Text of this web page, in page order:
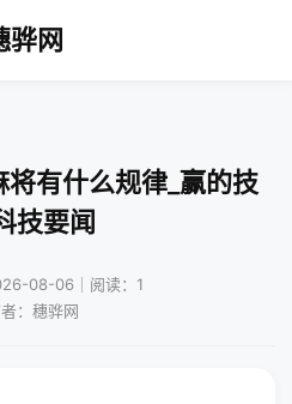
骅网
有什么规律_赢的技
技要闻
08-06｜阅读：1
：穗骅网